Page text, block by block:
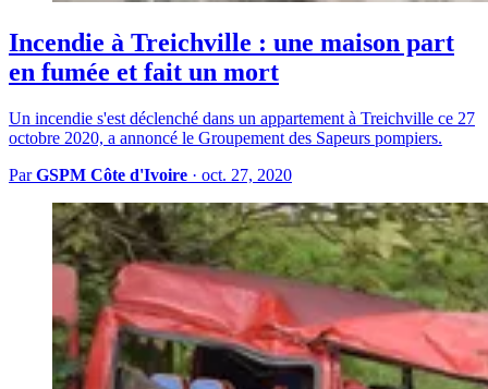
Incendie à Treichville : une maison part
en fumée et fait un mort
Un incendie s'est déclenché dans un appartement à Treichville ce 27
octobre 2020, a annoncé le Groupement des Sapeurs pompiers.
ParGSPM Côte d'Ivoire · oct. 27, 2020